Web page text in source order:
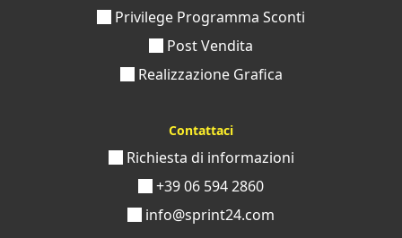
Privilege Programma Sconti
Post Vendita
Realizzazione Grafica
Contattaci
Richiesta di informazioni
+39 06 594 2860
info@sprint24.com